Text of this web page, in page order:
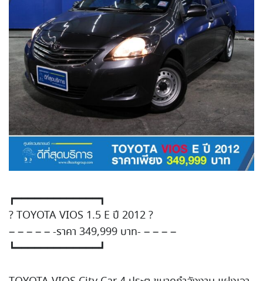
┏━━━━━━━━━━━━━┓
?TOYOTA VIOS 1.5 E ปี 2012?
– – – – – -ราคา 349,999 บาท- – – – –
┗━━━━━━━━━━━━━┛